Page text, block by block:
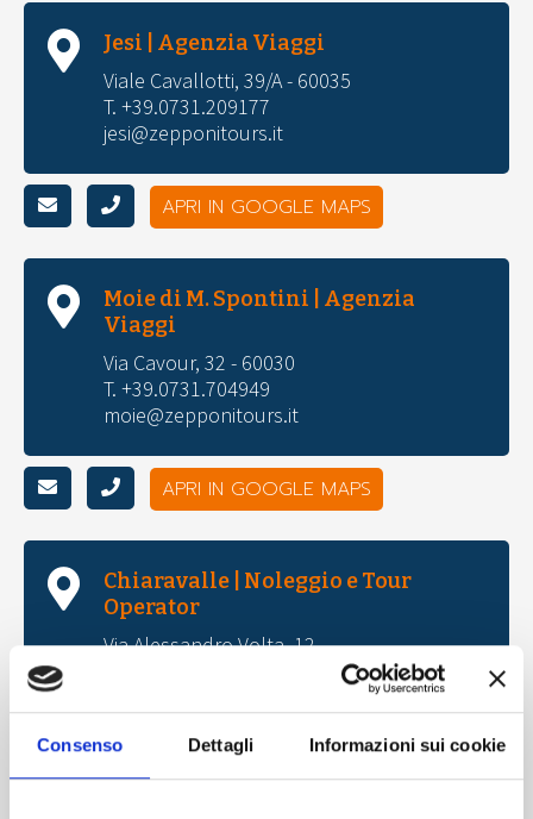
Consenso Dettagli Informazioni sui cookie
Jesi | Agenzia Viaggi
Viale Cavallotti, 39/A - 60035
T. +39.0731.209177
jesi@zepponitours.it
APRI IN GOOGLE MAPS
Moie di M. Spontini | Agenzia
Viaggi
Via Cavour, 32 - 60030
T. +39.0731.704949
moie@zepponitours.it
APRI IN GOOGLE MAPS
Chiaravalle | Noleggio e Tour
Operator
Via Alessandro Volta, 12